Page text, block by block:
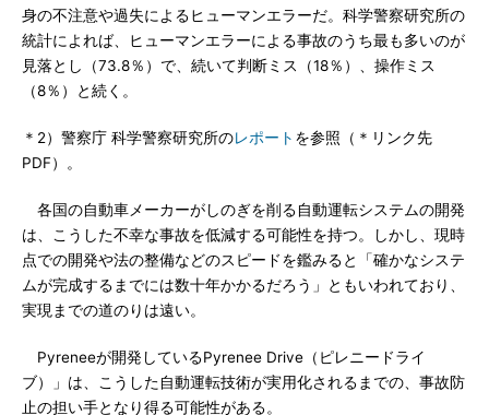
身の不注意や過失によるヒューマンエラーだ。科学警察研究所の
統計によれば、ヒューマンエラーによる事故のうち最も多いのが
見落とし（73.8％）で、続いて判断ミス（18％）、操作ミス
（8％）と続く。
＊2）警察庁 科学警察研究所のレポート を参照（＊リンク先
PDF）。
各国の自動車メーカーがしのぎを削る自動運転システムの開発
は、こうした不幸な事故を低減する可能性を持つ。しかし、現時
点での開発や法の整備などのスピードを鑑みると「確かなシステ
ムが完成するまでには数十年かかるだろう」ともいわれており、
実現までの道のりは遠い。
Pyreneeが開発しているPyrenee Drive（ピレニードライ
ブ）」は、こうした自動運転技術が実用化されるまでの、事故防
止の担い手となり得る可能性がある。